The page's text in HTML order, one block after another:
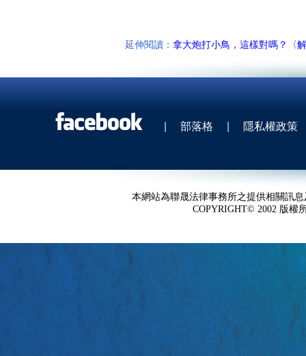
延伸閱讀： 拿大炮打小鳥，這樣對嗎？〈
| 部落格 | 隱私權政策
本網站為聯晟法律事務所之提供相關訊
COPYRIGHT© 2002 版權